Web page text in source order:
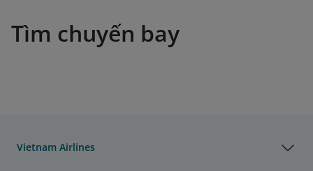
Tìm chuyến bay
Vietnam Airlines